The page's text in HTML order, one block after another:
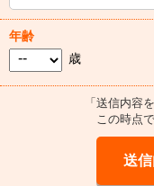
年齢
歳
「送信内容
この時点
送